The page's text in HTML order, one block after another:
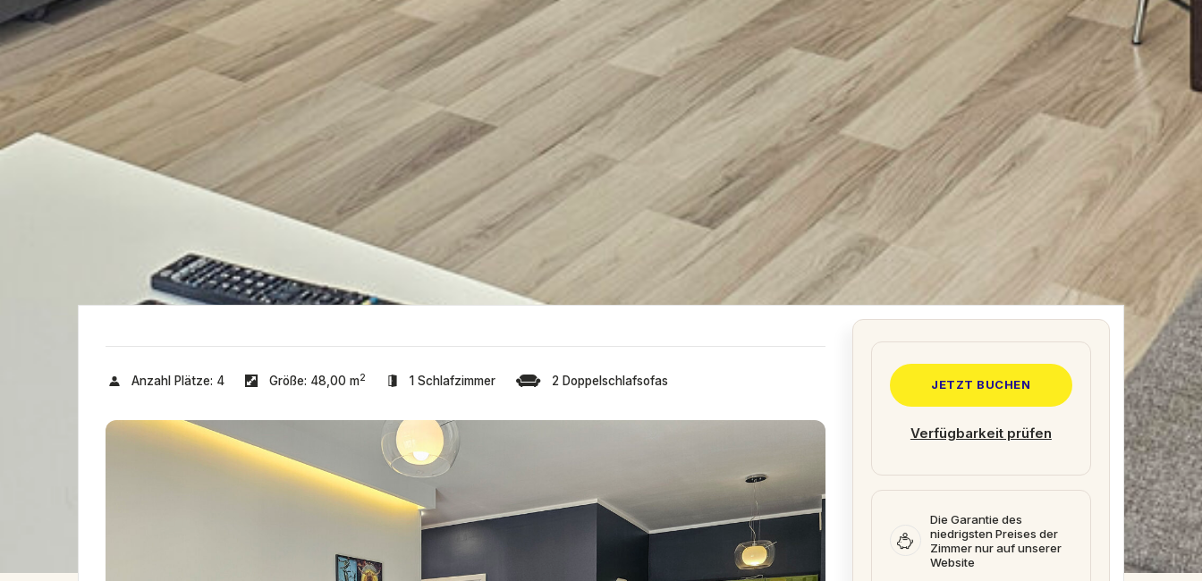
Anzahl Plätze: 4 Größe: 48,00 m2 1 Schlafzimmer 2 Doppelschlafsofas JETZT BUCHEN
Verfügbarkeit prüfen
Die Garantie des
niedrigsten Preises der
Zimmer nur auf unserer
Website